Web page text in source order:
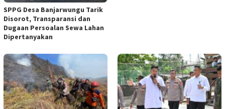
SPPG Desa Banjarwungu Tarik
Disorot, Transparansi dan
Dugaan Persoalan Sewa Lahan
Dipertanyakan